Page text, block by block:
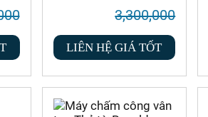
3,300,000
LIÊN HỆ GIÁ TỐT